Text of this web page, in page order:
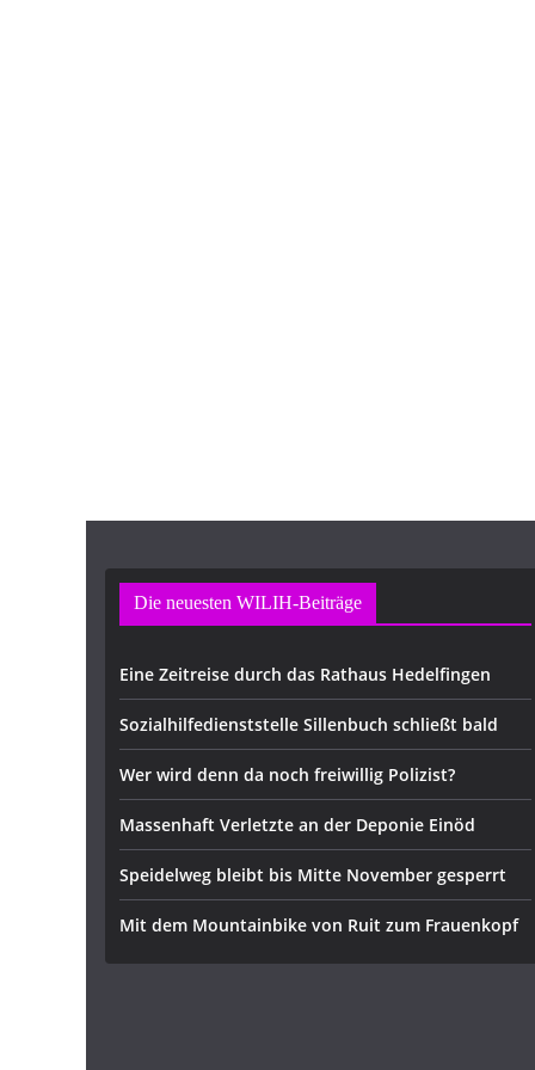
Die neuesten WILIH-Beiträge
Eine Zeitreise durch das Rathaus Hedelfingen
Sozialhilfedienststelle Sillenbuch schließt bald
Wer wird denn da noch freiwillig Polizist?
Massenhaft Verletzte an der Deponie Einöd
Speidelweg bleibt bis Mitte November gesperrt
Mit dem Mountainbike von Ruit zum Frauenkopf